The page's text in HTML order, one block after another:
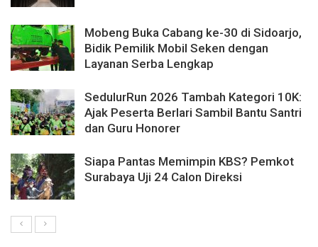
Mobeng Buka Cabang ke-30 di Sidoarjo,
Bidik Pemilik Mobil Seken dengan
Layanan Serba Lengkap
SedulurRun 2026 Tambah Kategori 10K:
Ajak Peserta Berlari Sambil Bantu Santri
dan Guru Honorer
Siapa Pantas Memimpin KBS? Pemkot
Surabaya Uji 24 Calon Direksi